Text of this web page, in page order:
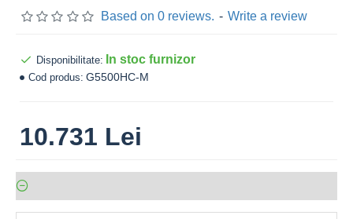
Based on 0 reviews. - Write a review
10.731 Lei
Disponibilitate: In stoc furnizor
Cod produs: G5500HC-M